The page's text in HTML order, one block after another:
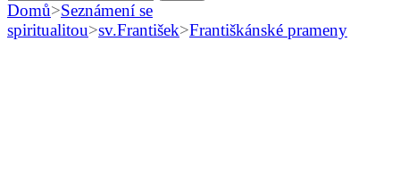
Domů>Seznámení se
spiritualitou>sv.František>Františkánské prameny